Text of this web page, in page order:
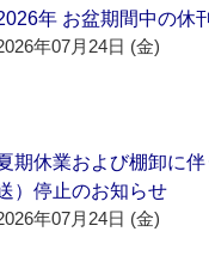
年 お盆期間中の休
年07月24日 (金)
期休業および棚卸に
）停止のお知らせ
年07月24日 (金)